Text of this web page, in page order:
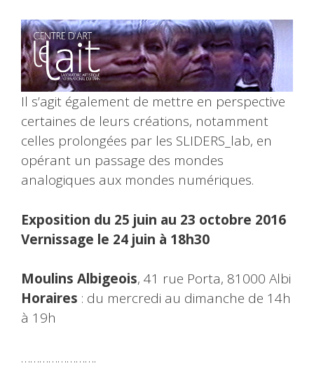
Il s’agit également de mettre en perspective
certaines de leurs créations, notamment
celles prolongées par les SLIDERS_lab, en
opérant un passage des mondes
analogiques aux mondes numériques.
Exposition du 25 juin au 23 octobre 2016
Vernissage le 24 juin à 18h30
Moulins Albigeois, 41 rue Porta, 81000 Albi
Horaires : du mercredi au dimanche de 14h
à 19h
…………………….